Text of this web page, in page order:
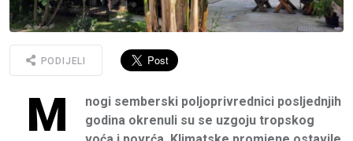
PODIJELI
M
nogi semberski poljoprivrednici posljednjih
godina okrenuli su se uzgoju tropskog